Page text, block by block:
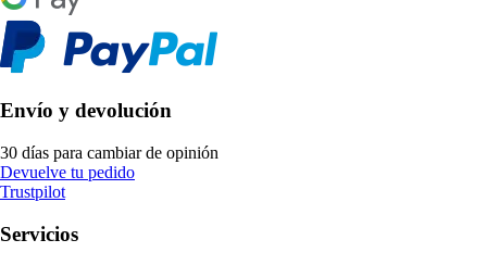
Envío y devolución
30 días para cambiar de opinión
Devuelve tu pedido
Trustpilot
Servicios